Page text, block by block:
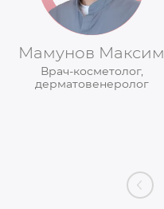
Мамунов Максим
Врач-косметолог,
дерматовенеролог